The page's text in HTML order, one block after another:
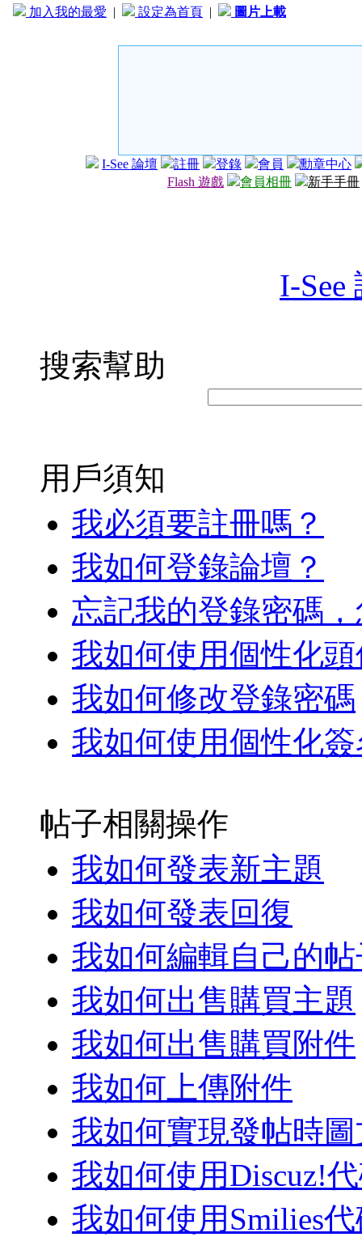
加入我的最愛 | 設定為首頁 | 圖片上載
I-See 論壇 註冊 登錄 會員
勳章中心
Flash 遊戲
會員相冊 新手手冊
I-See
搜索幫助
用戶須知
我必須要註冊嗎？
我如何登錄論壇？
忘記我的登錄密碼
我如何使用個性化
我如何修改登錄密碼
我如何使用個性化
帖子相關操作
我如何發表新主題
我如何發表回復
我如何編輯自己的
我如何出售購買主題
我如何出售購買附件
我如何上傳附件
我如何實現發帖時
我如何使用Discuz!
我如何使用Smilies